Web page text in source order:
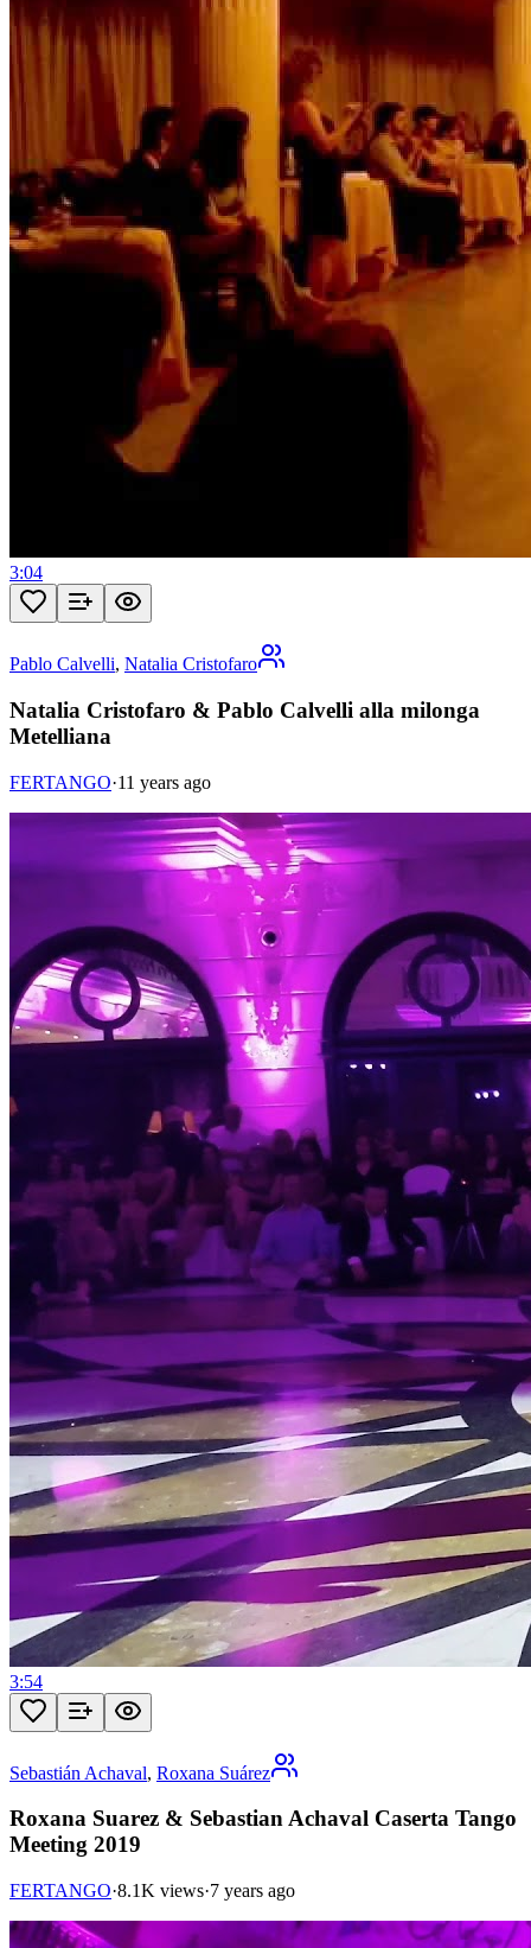
3:04
Pablo Calvelli, Natalia Cristofaro
Natalia Cristofaro & Pablo Calvelli alla milonga
Metelliana
FERTANGO·11 years ago
3:54
Sebastián Achaval, Roxana Suárez
Roxana Suarez & Sebastian Achaval Caserta Tango
Meeting 2019
FERTANGO·8.1K views·7 years ago